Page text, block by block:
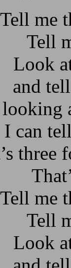
Tell me
Tell
Look
and
I can
three
Tell me
Tell
Look